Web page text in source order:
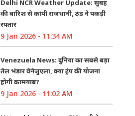
Delhi NCR Weather Update: सुबह
की बारिश से कांपी राजधानी, ठंड ने पकड़ी
रफ्तार
9 Jan 2026 - 11:34 AM
Venezuela News: दुनिया का सबसे बड़ा
तेल भंडार वेनेजुएला, क्या ट्रंप की योजना
होगी कामयाब?
9 Jan 2026 - 11:02 AM